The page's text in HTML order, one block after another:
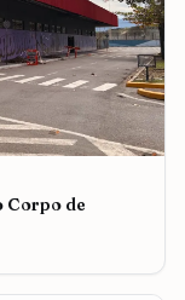
Corpo de